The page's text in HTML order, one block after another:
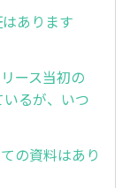
あります
ース当初の
いるが、いつ
の資料はあり